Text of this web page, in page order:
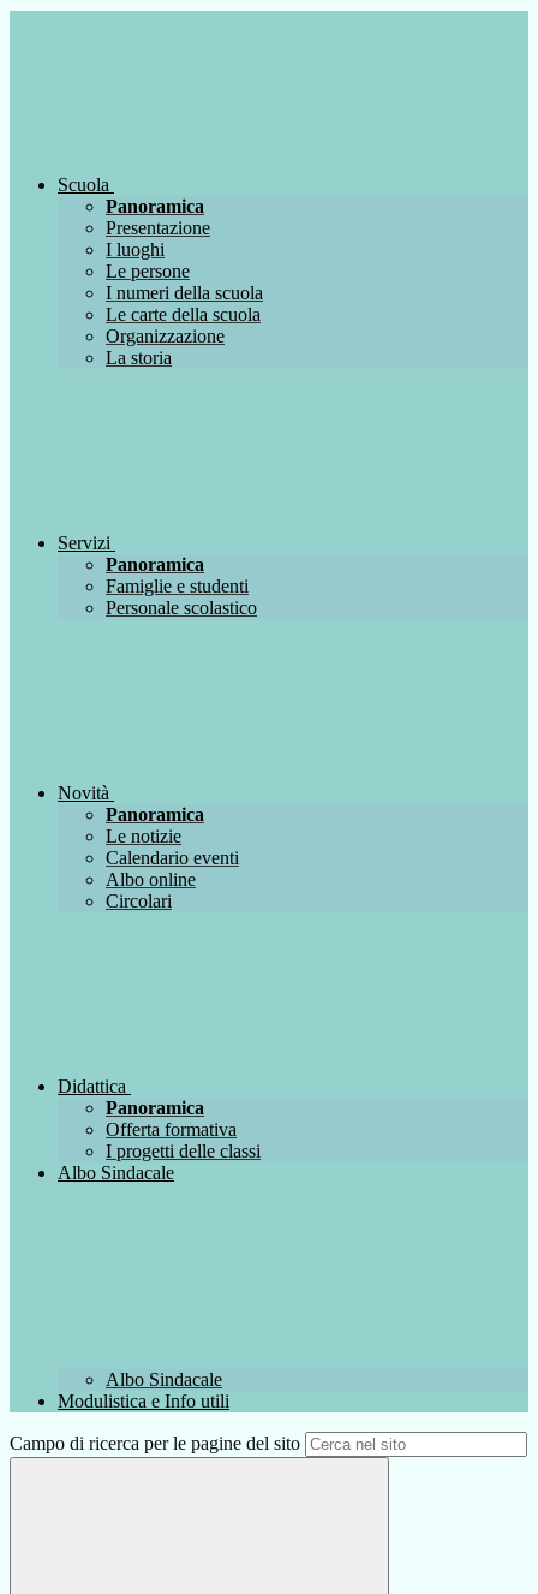
Scuola
Panoramica
Presentazione
I luoghi
Le persone
I numeri della scuola
Le carte della scuola
Organizzazione
La storia
Servizi
Panoramica
Famiglie e studenti
Personale scolastico
Novità
Panoramica
Le notizie
Calendario eventi
Albo online
Circolari
Didattica
Panoramica
Offerta formativa
I progetti delle classi
Albo Sindacale
Albo Sindacale
Modulistica e Info utili
Campo di ricerca per le pagine del sito